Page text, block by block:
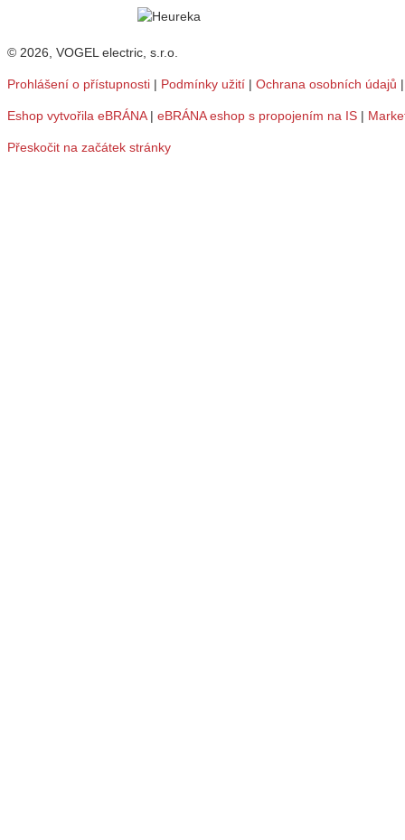
© 2026, VOGEL electric, s.r.o.
Prohlášení o přístupnosti | Podmínky užití | Ochrana osobních údajů
Eshop vytvořila eBRÁNA| eBRÁNA eshop s propojením na IS |
Přeskočit na začátek stránky